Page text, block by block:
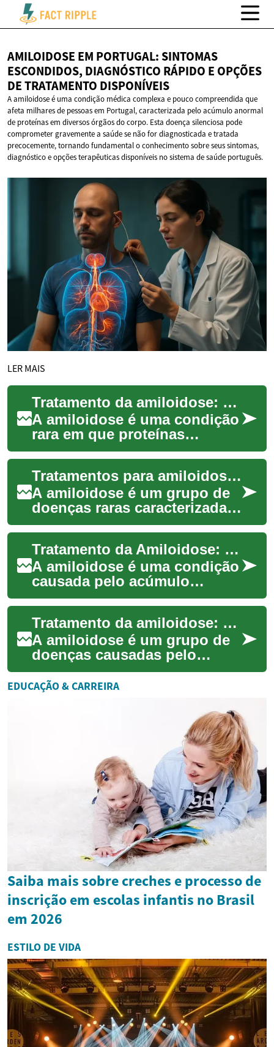
AMILOIDOSE EM PORTUGAL: SINTOMAS
ESCONDIDOS, DIAGNÓSTICO RÁPIDO E OPÇÕES
DETRATAMENTO DISPONÍVEIS
A amiloidose é uma condição médica complexa e pouco compreendida que
afeta milhares de pessoas em Portugal, caracterizada pelo acúmulo anormal
de proteínas em diversos órgãos do corpo. Esta doença silenciosa pode
comprometer gravemente a saúde se não for diagnosticada e tratada
precocemente, tornando fundamental o conhecimento sobre seus sintomas,
diagnóstico e opções terapêuticas disponíveis no sistema de saúde português.
LER MAIS
Tratamento da amiloidose: opções, diagnóstico e cuidados para o paciente
A amiloidose é uma condição
rara em que proteínas
anormais se depositam nos
tecidos, comprometendo a
função de órgãos...
Tratamentos para amiloidose: opções e cuidados médicos
A amiloidose é um grupo de
doenças raras caracterizadas
pelo depósito anormal de
proteínas chamadas
amiloides nos tec...
Tratamento da Amiloidose: opções, diagnóstico e acompanhamento
A amiloidose é uma condição
causada pelo acúmulo
anormal de proteínas
chamadas amiloides em
tecidos do corpo, o que p...Tratamento da amiloidose: opções e manejo clínico
A amiloidose é um grupo de
doenças causadas pelo
depósito anormal de
proteínas dobradas
EDUCAÇÃO & CARREIRA
Saiba mais sobre creches e processo de
inscrição em escolas infantis no Brasil
em 2026
ESTILO DE VIDA